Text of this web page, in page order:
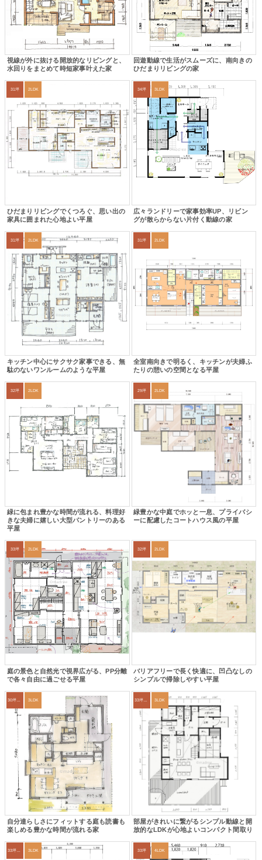
視線が外に抜ける開放的なリビングと、
水回りをまとめて時短家事叶えた家
回遊動線で生活がスムーズに、南向きの
ひだまりリビングの家
31坪 2LDK
ひだまりリビングでくつろぐ、思い出の
家具に囲まれた心地よい平屋
34坪 3LDK
広々ランドリーで家事効率UP、リビン
グが散らからない片付く動線の家
31坪 2LDK
キッチン中心にサクサク家事できる、無
駄のないワンルームのような平屋
31坪 2LDK
全室南向きで明るく、キッチンが夫婦ふ
たりの憩いの空間となる平屋
32坪 2LDK
緑に包まれ豊かな時間が流れる、料理好
きな夫婦に嬉しい大型パントリーのある
平屋
29坪 2LDK
緑豊かな中庭でホッと一息、プライバシ
ーに配慮したコートハウス風の平屋
33坪 2LDK
庭の景色と自然光で視界広がる、PP分離
で各々自由に過ごせる平屋
32坪 2LDK
バリアフリーで長く快適に、凹凸なしの
シンプルで掃除しやすい平屋
3LDK
自分達らしさにフィットする庭も読書も
楽しめる豊かな時間が流れる家
33坪～36坪 3LDK
部屋がきれいに繋がるシンプル動線と開
放的なLDKが心地よいコンパクト間取り
3LDK 33坪 4LDK